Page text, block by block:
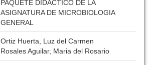
PAQUETE DIDACTICO DE LA
ASIGNATURA DE MICROBIOLOGIA
GENERAL
Ortiz Huerta, Luz del Carmen
Rosales Aguilar, Maria del Rosario